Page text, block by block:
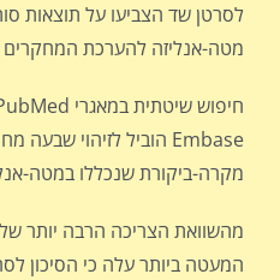
לסרטן שד הצביעו על תוצאות
מטה-אנליזה להערכת
מקרה-ביקורת שנכללו במטה-
מהשוואת הצריכה הרבה יותר של
המעטה ביותר עלה כי הסיכון